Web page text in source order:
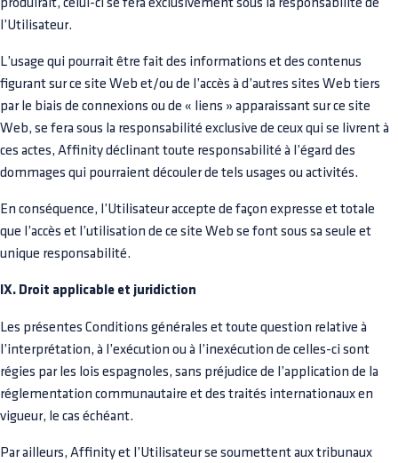
produirait, celui-ci se fera exclusivement sous la responsabilité de
l’Utilisateur.
L’usage qui pourrait être fait des informations et des contenus
figurant sur ce site Web et/ou de l’accès à d’autres sites Web tiers
par le biais de connexions ou de « liens » apparaissant sur ce site
Web, se fera sous la responsabilité exclusive de ceux qui se livrent à
ces actes, Affinity déclinant toute responsabilité à l’égard des
dommages qui pourraient découler de tels usages ou activités.
En conséquence, l’Utilisateur accepte de façon expresse et totale
que l’accès et l’utilisation de ce site Web se font sous sa seule et
unique responsabilité.
IX. Droit applicable et juridiction
Les présentes Conditions générales et toute question relative à
l’interprétation, à l’exécution ou à l’inexécution de celles-ci sont
régies par les lois espagnoles, sans préjudice de l’application de la
réglementation communautaire et des traités internationaux en
vigueur, le cas échéant.
Par ailleurs, Affinity et l’Utilisateur se soumettent aux tribunaux